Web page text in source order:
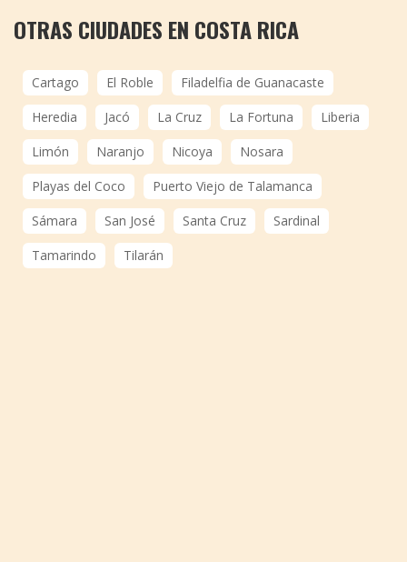
OTRAS CIUDADES EN COSTA RICA
Cartago El Roble
Filadelfia de Guanacaste
Heredia
Jacó La Cruz La Fortuna
Liberia
Limón
Naranjo Nicoya
Nosara
Playas del Coco
Puerto Viejo de Talamanca
Sámara
San José Santa Cruz
Sardinal
Tamarindo
Tilarán